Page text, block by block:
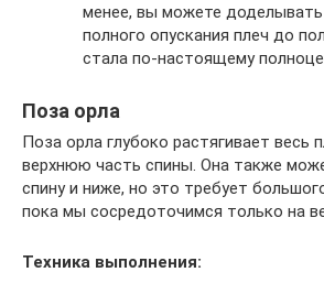
менее, вы можете
полного опускания плеч до
стала по-настоящему
Поза орла
Поза орла глубоко растягивает весь
верхнюю часть спины. Она также
спину и ниже, но это требует
пока мы сосредоточимся только на
Техника выполнения: